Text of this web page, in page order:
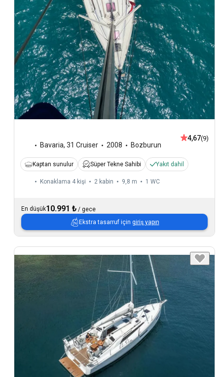
Bavaria, 31 Cruiser 2008 Bozburun
4,67(9)
Kaptan sunulur Süper Tekne Sahibi Yakıt dahil
Konaklama 4 kişi 2 kabin 9,8 m 1 WC
En düşük10.991 ₺ / gece
Ekstra tasarruf için giriş yapın